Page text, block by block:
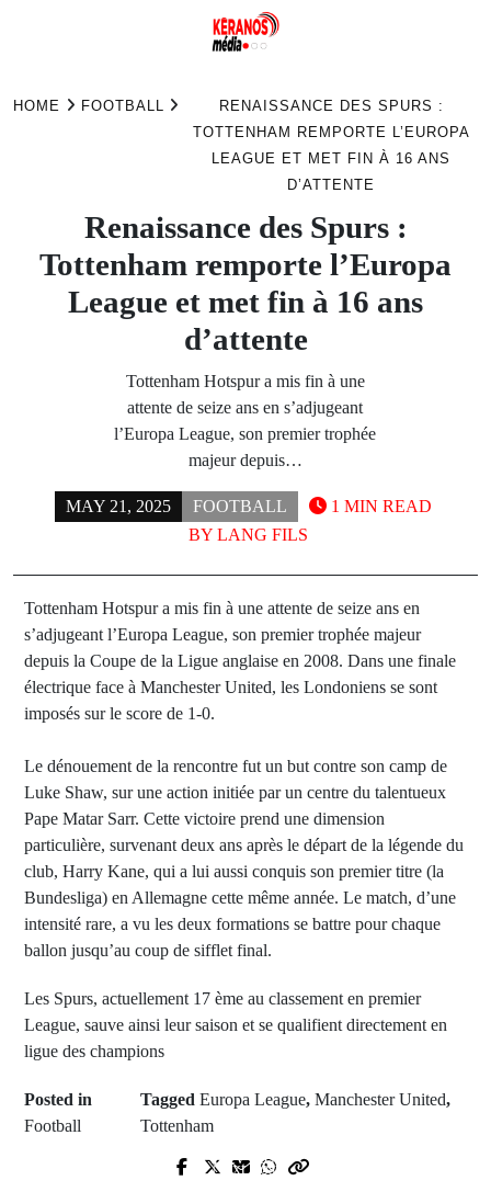
HOME FOOTBALL
RENAISSANCE DES SPURS :
TOTTENHAM REMPORTE L’EUROPA
LEAGUE ET MET FIN À 16 ANS
D’ATTENTE
Renaissance des Spurs :
Tottenham remporte l’Europa
League et met fin à 16 ans
d’attente
Tottenham Hotspur a mis fin à une
attente de seize ans en s’adjugeant
l’Europa League, son premier trophée
majeur depuis…
MAY 21, 2025
FOOTBALL
BY LANG FILS
1 MIN READ
Tottenham Hotspur a mis fin à une attente de seize ans en
s’adjugeant l’Europa League, son premier trophée majeur
depuis la Coupe de la Ligue anglaise en 2008. Dans une finale
électrique face à Manchester United, les Londoniens se sont
imposés sur le score de 1-0.
Le dénouement de la rencontre fut un but contre son camp de
Luke Shaw, sur une action initiée par un centre du talentueux
Pape Matar Sarr. Cette victoire prend une dimension
particulière, survenant deux ans après le départ de la légende du
club, Harry Kane, qui a lui aussi conquis son premier titre (la
Bundesliga) en Allemagne cette même année. Le match, d’une
intensité rare, a vu les deux formations se battre pour chaque
ballon jusqu’au coup de sifflet final.
Les Spurs, actuellement 17 ème au classement en premier
League, sauve ainsi leur saison et se qualifient directement en
ligue des champions
Posted in
Football
Tagged Europa League, Manchester United,
Tottenham
Prev Post
Next Post